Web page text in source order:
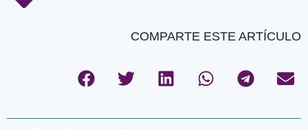
COMPARTE ESTE ARTÍCULO